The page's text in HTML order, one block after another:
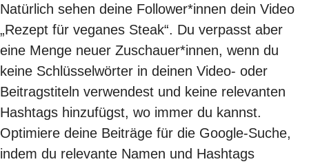
Natürlich sehen deine Follower*innen dein Video
„Rezept für veganes Steak“. Du verpasst aber
eine Menge neuer Zuschauer*innen, wenn du
keine Schlüsselwörter in deinen Video- oder
Beitragstiteln verwendest und keine relevanten
Hashtags hinzufügst, wo immer du kannst.
Optimiere deine Beiträge für die Google-Suche,
indem du relevante Namen und Hashtags